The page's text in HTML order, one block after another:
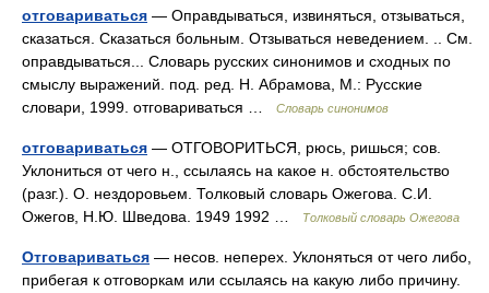
отговариваться — Оправдываться, извиняться, отзываться,
сказаться. Сказаться больным. Отзываться неведением. .. См.
оправдываться... Словарь русских синонимов и сходных по
смыслу выражений. под. ред. Н. Абрамова, М.: Русские
словари, 1999. отговариваться …
Словарь синонимов
отговариваться — ОТГОВОРИТЬСЯ, рюсь, ришься; сов.
Уклониться от чего н., ссылаясь на какое н. обстоятельство
(разг.). О. нездоровьем. Толковый словарь Ожегова. С.И.
Ожегов, Н.Ю. Шведова. 1949 1992 …
Толковый словарь Ожегова
Отговариваться — несов. неперех. Уклоняться от чего либо,
прибегая к отговоркам или ссылаясь на какую либо причину.